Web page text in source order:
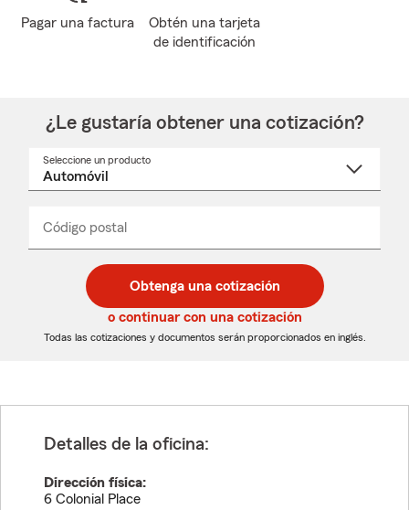
Pagar una factura
Obtén una tarjeta
de identificación
¿Le gustaría obtener una cotización?
Seleccione un producto
desplegable
Código postal
de
5
dígitos
de
5
dígitos
_____
Obtenga una cotización
o continuar con una cotización
Todas las cotizaciones y documentos serán proporcionados en inglés.
Detalles de la oficina:
Dirección física:
6 Colonial Place